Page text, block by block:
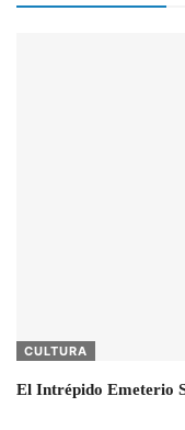
CULTURA
El Intrépido Emeterio